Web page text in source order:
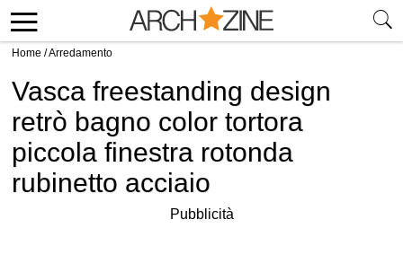
Home /Arredamento
Vasca freestanding design
retrò bagno color tortora
piccola finestra rotonda
rubinetto acciaio
Pubblicità